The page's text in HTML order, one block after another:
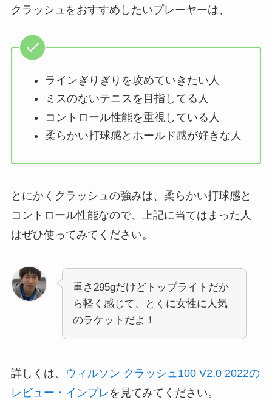
クラッシュをおすすめしたいプレーヤーは、
ラインぎりぎりを攻めていきたい人
ミスのないテニスを目指してる人
コントロール性能を重視している人
柔らかい打球感とホールド感が好きな人
とにかくクラッシュの強みは、柔らかい打球感と
コントロール性能なので、上記に当てはまった人
はぜひ使ってみてください。
重さ295gだけどトップライトだか
ら軽く感じて、とくに女性に人気
のラケットだよ！
詳しくは、
ウィルソン クラッシュ100 V2.0 2022の
レビュー・インプレ を見てみてください。